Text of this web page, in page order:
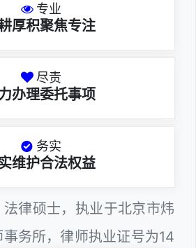
专业
厚积聚焦专注
尽责
办理委托事项
务实
维护合法权益
律硕士，执业于北京市炜
务所，律师执业证号为14